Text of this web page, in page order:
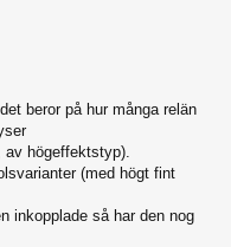
beror på hur många relän
högeffektstyp).
(med högt fint
inkopplade så har den nog